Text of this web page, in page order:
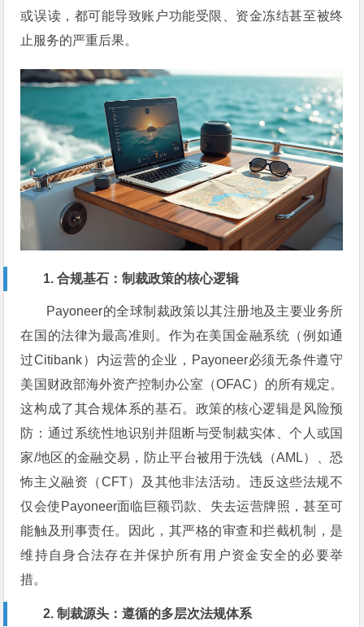
或误读，都可能导致账户功能受限、资金冻结甚至被终
止服务的严重后果。
1. 合规基石：制裁政策的核心逻辑
Payoneer的全球制裁政策以其注册地及主要业务所
在国的法律为最高准则。作为在美国金融系统（例如通
过Citibank）内运营的企业，Payoneer必须无条件遵守
美国财政部海外资产控制办公室（OFAC）的所有规定。
这构成了其合规体系的基石。政策的核心逻辑是风险预
防：通过系统性地识别并阻断与受制裁实体、个人或国
家/地区的金融交易，防止平台被用于洗钱（AML）、恐
怖主义融资（CFT）及其他非法活动。违反这些法规不
仅会使Payoneer面临巨额罚款、失去运营牌照，甚至可
能触及刑事责任。因此，其严格的审查和拦截机制，是
维持自身合法存在并保护所有用户资金安全的必要举
措。
2. 制裁源头：遵循的多层次法规体系